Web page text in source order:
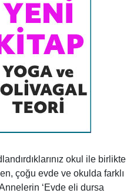
okul ile birlikte
çoğu evde ve okulda farklı
‘Evde eli dursa